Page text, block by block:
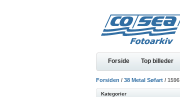
Forside Top billeder
Forsiden / 38 Metal Søfart / 1596
Kategorier